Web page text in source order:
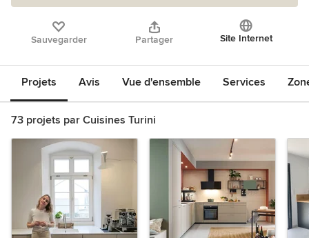
Sauvegarder Partager Site Internet
Projets Avis Vue d'ensemble Services
73 projets par Cuisines Turini